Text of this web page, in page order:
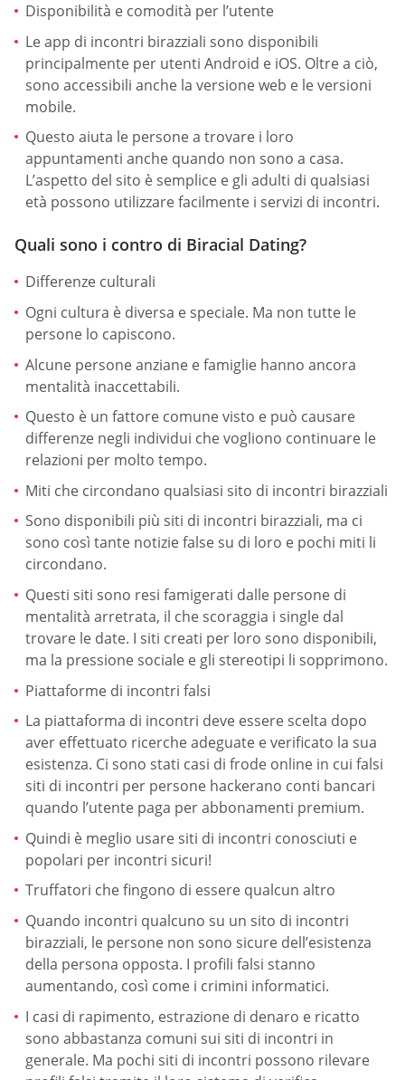
Disponibilità e comodità per l’utente
Le app di incontri birazziali sono disponibili
principalmente per utenti Android e iOS. Oltre a ciò,
sono accessibili anche la versione web e le versioni
mobile.
Questo aiuta le persone a trovare i loro
appuntamenti anche quando non sono a casa.
L’aspetto del sito è semplice e gli adulti di qualsiasi
età possono utilizzare facilmente i servizi di incontri.
Quali sono i contro di Biracial Dating?
Differenze culturali
Ogni cultura è diversa e speciale. Ma non tutte le
persone lo capiscono.
Alcune persone anziane e famiglie hanno ancora
mentalità inaccettabili.
Questo è un fattore comune visto e può causare
differenze negli individui che vogliono continuare le
relazioni per molto tempo.
Miti che circondano qualsiasi sito di incontri birazziali
Sono disponibili più siti di incontri birazziali, ma ci
sono così tante notizie false su di loro e pochi miti li
circondano.
Questi siti sono resi famigerati dalle persone di
mentalità arretrata, il che scoraggia i single dal
trovare le date. I siti creati per loro sono disponibili,
ma la pressione sociale e gli stereotipi li sopprimono.
Piattaforme di incontri falsi
La piattaforma di incontri deve essere scelta dopo
aver effettuato ricerche adeguate e verificato la sua
esistenza. Ci sono stati casi di frode online in cui falsi
siti di incontri per persone hackerano conti bancari
quando l’utente paga per abbonamenti premium.
Quindi è meglio usare siti di incontri conosciuti e
popolari per incontri sicuri!
Truffatori che fingono di essere qualcun altro
Quando incontri qualcuno su un sito di incontri
birazziali, le persone non sono sicure dell’esistenza
della persona opposta. I profili falsi stanno
aumentando, così come i crimini informatici.
I casi di rapimento, estrazione di denaro e ricatto
sono abbastanza comuni sui siti di incontri in
generale. Ma pochi siti di incontri possono rilevare